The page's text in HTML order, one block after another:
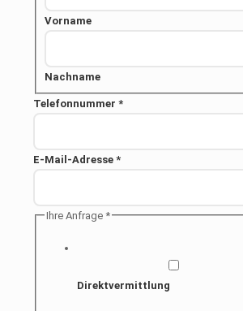
Einverständnis
Vorname
Nachname
Telefonnummer *
E-Mail-Adresse *
Ihre Anfrage *
Direktvermittlung